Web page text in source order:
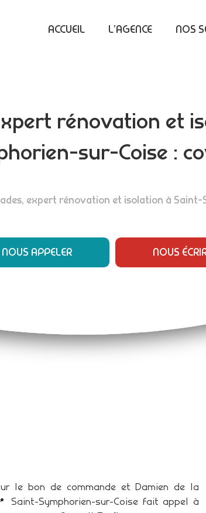
ACCUEIL L’AGENCE NOS
rénovation et
sur-Coise :
expert rénovation et isolation à
NOUS APPELER NOUS
le bon de commande et Damien de la
Saint-Symphorien-sur-Coise fait appel à